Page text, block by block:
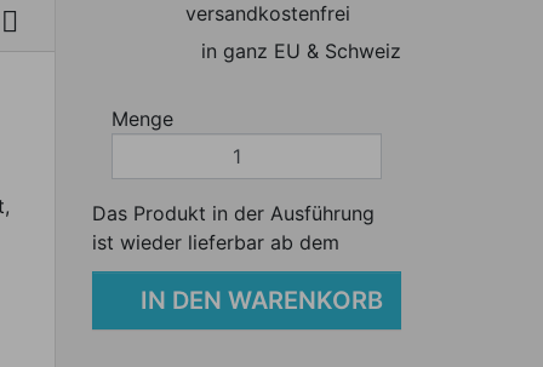

versandkostenfrei
in ganz EU & Schweiz
Menge
Das Produkt in der Ausführung
ist wieder lieferbar ab dem
IN DEN WARENKORB